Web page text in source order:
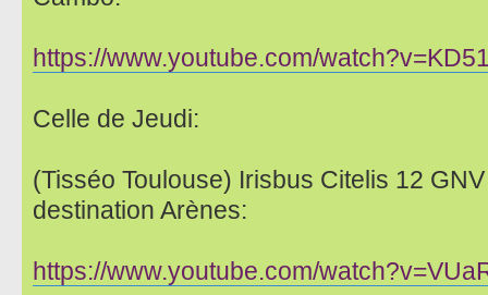
https://www.youtube.com/
Celle de Jeudi:
(Tisséo Toulouse) Irisbus Citelis 12
destination Arènes:
https://www.youtube.com/